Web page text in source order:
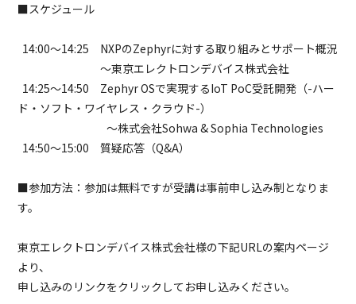
■スケジュール
14:00～14:25 NXPのZephyrに対する取り組みとサポート概況
～東京エレクトロンデバイス株式会社
14:25～14:50 Zephyr OSで実現するIoT PoC受託開発（-ハー
ド・ソフト・ワイヤレス・クラウド-）
～株式会社Sohwa & Sophia Technologies
14:50～15:00 質疑応答（Q&A）
■参加方法：参加は無料ですが受講は事前申し込み制となりま
す。
東京エレクトロンデバイス株式会社様の下記URLの案内ページ
より、
申し込みのリンクをクリックしてお申し込みください。